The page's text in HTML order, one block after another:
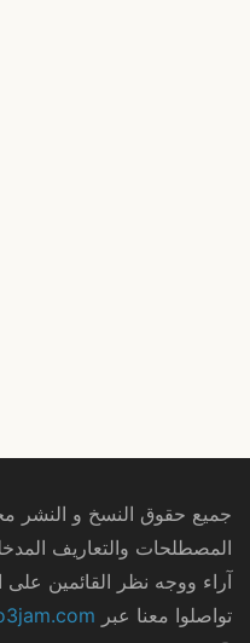
جميع حقوق النسخ و النشر محفوظة
المصطلحات والتعاريف
آراء ووجه نظر القائمين على
تواصلوا معنا عبر